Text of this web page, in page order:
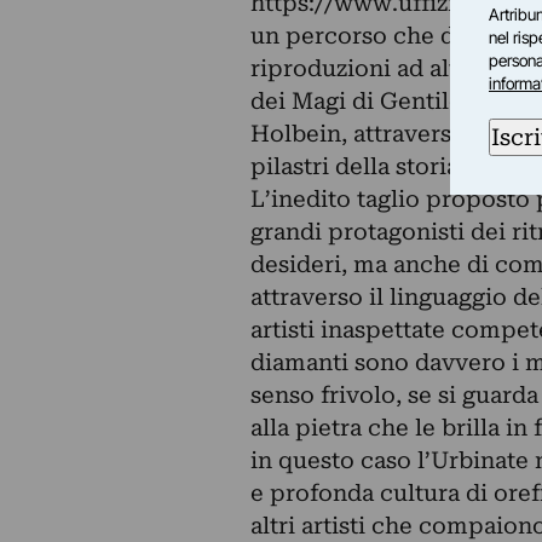
un percorso che dal XV
riproduzioni ad alta
dei Magi di Gentile da
Holbein, attraverso 26
pilastri della storia
L’inedito taglio
grandi protagonisti dei
desideri, ma anche di
attraverso il linguaggio
artisti inaspettate
diamanti sono davvero i
senso frivolo, se si
alla pietra che le brilla in
in questo caso
e profonda cultura di
altri artisti che
nel